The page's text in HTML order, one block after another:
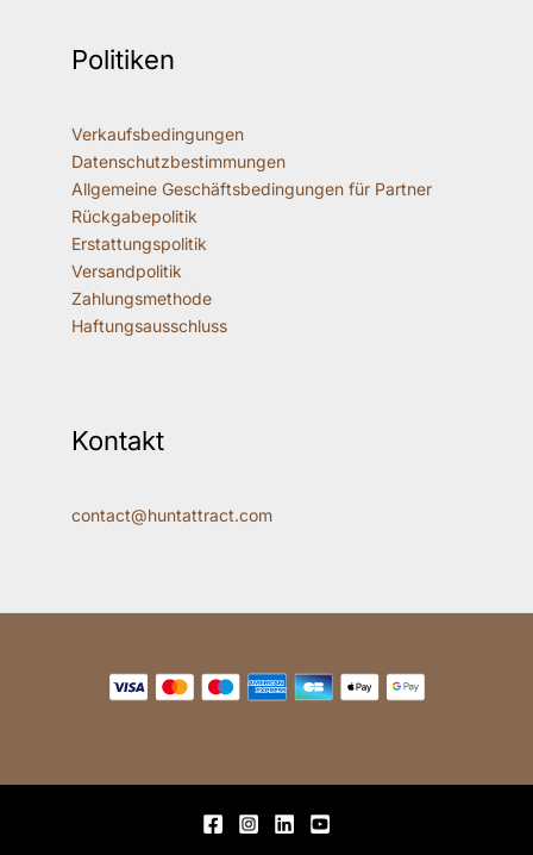
Politiken
Verkaufsbedingungen
Datenschutzbestimmungen
Allgemeine Geschäftsbedingungen für Partner
Rückgabepolitik
Erstattungspolitik
Versandpolitik
Zahlungsmethode
Haftungsausschluss
Kontakt
contact@huntattract.com